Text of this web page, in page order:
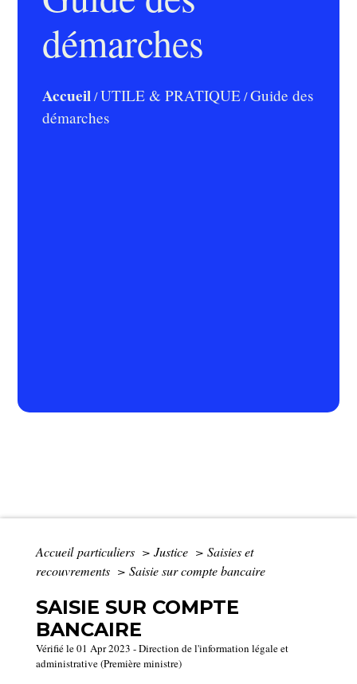
démarches
Accueil/UTILE & PRATIQUE/Guide des
démarches
Accueil particuliers > Justice > Saisies et
recouvrements > Saisie sur compte bancaire
SAISIE SUR COMPTE
BANCAIRE
Vérifié le 01 Apr 2023 - Direction de l'information légale et
administrative (Première ministre)